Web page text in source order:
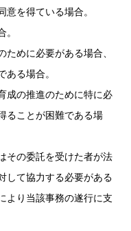
を得ている場合。
。
ために必要がある場合、
ある場合。
成の推進のために特に必
ることが困難である場
その委託を受けた者が法
して協力する必要がある
より当該事務の遂行に支